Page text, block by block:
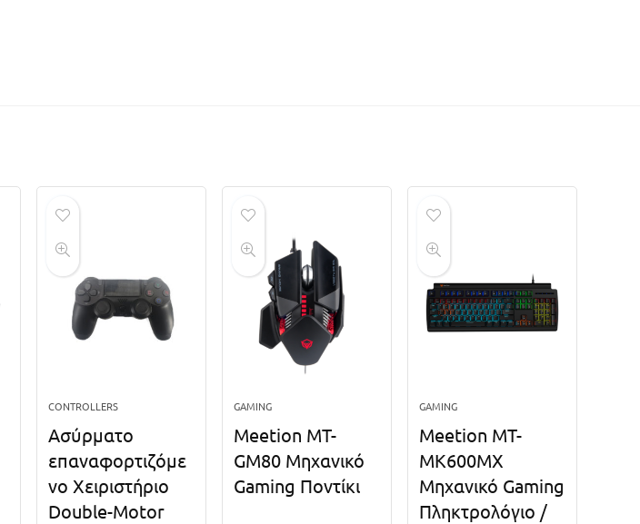
CONTROLLERS
Ασύρματο
επαναφορτιζόμε
νο Χειριστήριο
Double-Motor
GAMING
Meetion MT-
GM80 Μηχανικό
Gaming Ποντίκι
GAMING
Meetion MT-
MK600MX
Μηχανικό Gaming
Πληκτρολόγιο /